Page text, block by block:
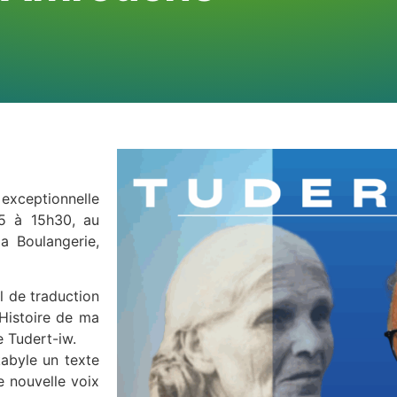
à 15h30, au
Boulangerie,
de traduction
de ma
Tudert-iw.
un texte
nouvelle voix